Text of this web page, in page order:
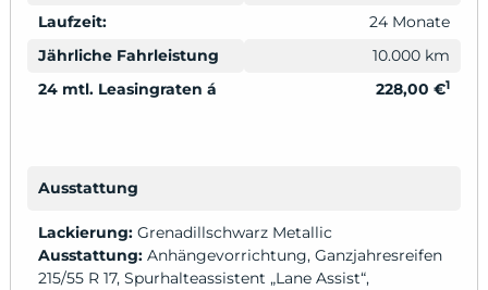
Laufzeit:
24 Monate
Jährliche Fahrleistung
10.000 km
24 mtl. Leasingraten á
228,00 €1
Ausstattung
Lackierung:Grenadillschwarz Metallic
Ausstattung:Anhängevorrichtung, Ganzjahresreifen
215/55 R 17, Spurhalteassistent „Lane Assist“,